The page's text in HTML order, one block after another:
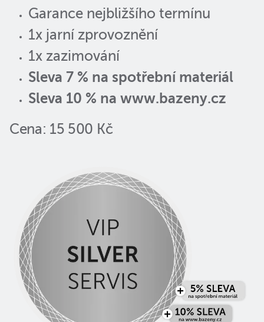
Garance nejbližšího termínu
1x jarní zprovoznění
1x zazimování
Sleva 7 % na spotřební materiál
Sleva 10 % na www.bazeny.cz
Cena: 15 500 Kč